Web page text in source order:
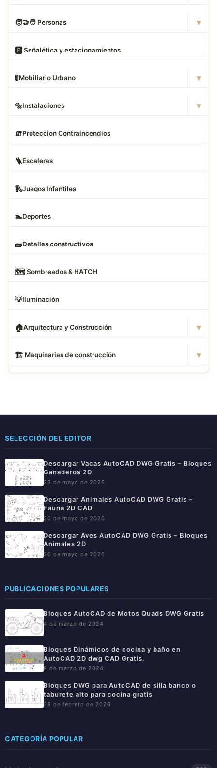
🧑‍🤝‍🧑 Personas ▾
🅿️ Señalética y estacionamientos
🚦Mobiliario Urbano ▾
🔩Instalaciones ▾
🧯Proteccion Contraincendios
🪜Escaleras
🛝Juegos Infantiles
🏊Deportes
🧱Detalles constructivos
🗺️ Sombreados & HATCH
💡Iluminación
🏠Arquitectura y Construcción ▾
🏗 ️ Maquinarias de construcción ▾
SELECCIÓN DEL EDITOR
Descargar Vacas AutoCAD DWG Gratis – Bloques
Ganaderos 2D
23 de mayo de 2026
Descargar Animales AutoCAD DWG Gratis –
Fauna 2D CAD
20 de mayo de 2026
Descargar Aves AutoCAD DWG Gratis – Bloques
Animales 2D
20 de mayo de 2026
PUBLICACIONES POPULARES
Bloques AutoCAD de Motos Quads DWG Gratis
4 de marzo de 2024
Bloques Dinámicos de cocina y baño en
AutoCAD 2D dwg CAD Gratis.
9 de marzo de 2024
Bloques DWG para AutoCAD de silla banco o
taburete alto para cocina gratis
28 de febrero de 2026
CATEGORÍA POPULAR